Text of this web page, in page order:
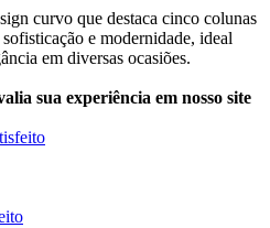
curvo que destaca cinco colunas
e modernidade, ideal
em diversas ocasiões.
sua experiência em nosso site